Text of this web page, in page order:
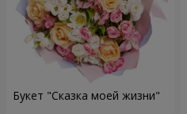
Букет "Сказка моей жизни"